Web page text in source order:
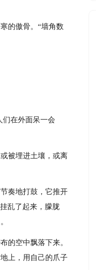
的傲骨。“墙角数
们在外面呆一会
被埋进土壤，或离
奏地打鼓，它推开
乱了起来，朦胧
的空中飘落下来。
上，用自己的爪子